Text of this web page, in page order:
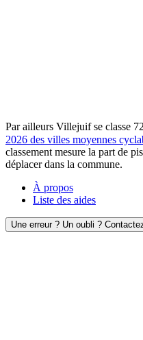
Par ailleurs Villejuif se classe
2026 des villes moyennes
classement mesure la part de
déplacer dans la commune.
À propos
Liste des aides
Une erreur ? Un oubli ?